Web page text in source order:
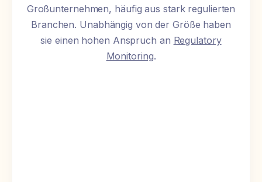
Großunternehmen, häufig aus stark regulierten
Branchen. Unabhängig von der Größe haben
sie einen hohen Anspruch an Regulatory
Monitoring.